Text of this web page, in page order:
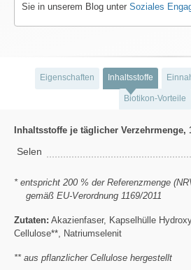
Sie in unserem Blog unter Soziales
Eigenschaften Inhaltsstoffe
Biotikon-Vorteile
Inhaltsstoffe je täglicher Verzehrmenge,
Selen
* entspricht 200 % der Referenzmenge
gemäß EU-Verordnung 1169/2011
Zutaten: Akazienfaser, Kapselhülle
Cellulose**, Natriumselenit
** aus pflanzlicher Cellulose hergestellt